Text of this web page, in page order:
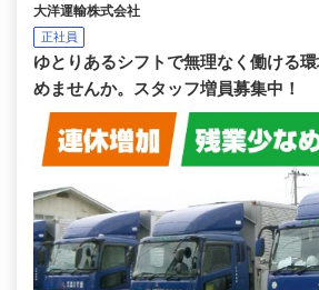
大洋運輸株式会社
正社員
ゆとりあるシフトで無理なく働ける
めませんか。スタッフ増員募集中！